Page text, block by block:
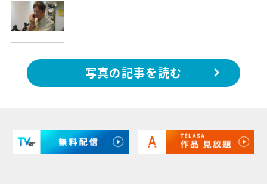
写真の記事を読む